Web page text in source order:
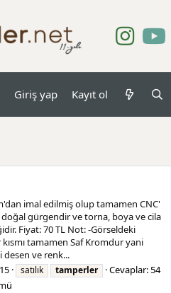
Giriş yap Kayıt ol
imal edilmiş olup tamamen CNC'
doğal gürgendir ve torna, boya ve cila
Fiyat: 70 TL Not: -Görseldeki
tamamen Saf Kromdur yani
desen ve renk...
satılık tamperler
Cevaplar: 54